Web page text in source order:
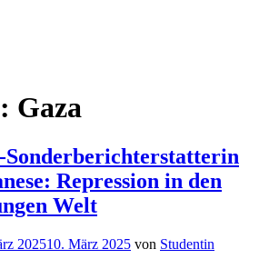
Gaza
Sonderberichterstatterin
Repression in den
Welt
202510. März 2025 von Studentin